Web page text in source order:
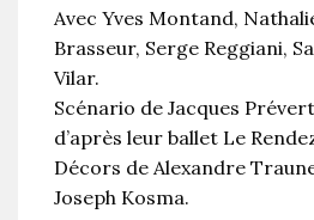
Avec Yves Montand,
Brasseur, Serge Reggiani,
Vilar.
Scénario de Jacques
d’après leur ballet Le
Décors de Alexandre
Joseph Kosma.